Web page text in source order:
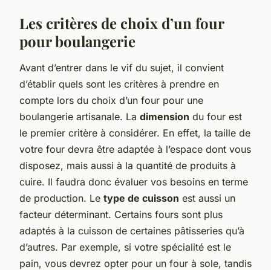
Les critères de choix d’un four
pour boulangerie
Avant d’entrer dans le vif du sujet, il convient
d’établir quels sont les critères à prendre en
compte lors du choix d’un four pour une
boulangerie artisanale. La dimension du four est
le premier critère à considérer. En effet, la taille de
votre four devra être adaptée à l’espace dont vous
disposez, mais aussi à la quantité de produits à
cuire. Il faudra donc évaluer vos besoins en terme
de production. Le type de cuisson est aussi un
facteur déterminant. Certains fours sont plus
adaptés à la cuisson de certaines pâtisseries qu’à
d’autres. Par exemple, si votre spécialité est le
pain, vous devrez opter pour un four à sole, tandis